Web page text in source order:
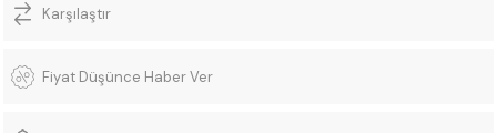
Karşılaştır
Fiyat Düşünce Haber Ver